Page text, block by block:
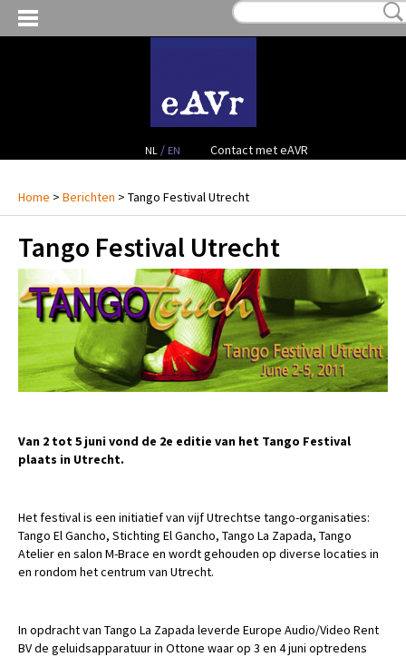
NL / EN Contact met eAVR
MIJN VERLANGLIJST:€ 0,00(0)
CONTACT
PROJECTEN
VERKOOP
OCCASION GEAR
Home > Berichten > Tango Festival Utrecht
Tango Festival Utrecht
Van 2 tot 5 juni vond de 2e editie van het Tango Festival
plaats in Utrecht.
Het festival is een initiatief van vijf Utrechtse tango-organisaties:
Tango El Gancho, Stichting El Gancho, Tango La Zapada, Tango
Atelier en salon M-Brace en wordt gehouden op diverse locaties in
en rondom het centrum van Utrecht.
In opdracht van Tango La Zapada leverde Europe Audio/Video Rent
BV de geluidsapparatuur in Ottone waar op 3 en 4 juni optredens